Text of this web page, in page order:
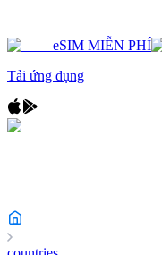
eSIM MIỄN PHÍ
Tải ứng dụng